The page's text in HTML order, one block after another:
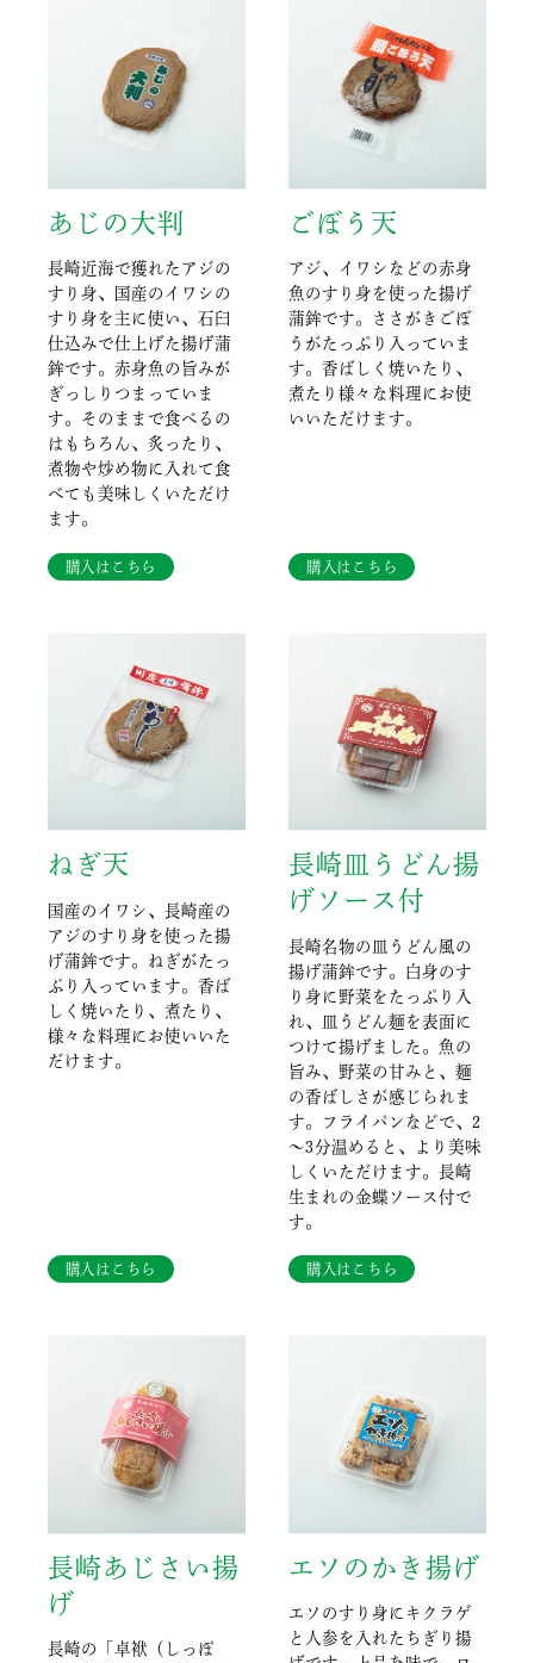
あじの大判
長崎近海で獲れたアジの
すり身、国産のイワシの
すり身を主に使い、石臼
仕込みで仕上げた揚げ蒲
鉾です。赤身魚の旨みが
ぎっしりつまっていま
す。そのままで食べるの
はもちろん、炙ったり、
煮物や炒め物に入れて食
べても美味しくいただけ
ます。
購入はこちら
ごぼう天
アジ、イワシなどの赤身
魚のすり身を使った揚げ
蒲鉾です。ささがきごぼ
うがたっぷり入っていま
す。香ばしく焼いたり、
煮たり様々な料理にお使
いいただけます。
購入はこちら
ねぎ天
国産のイワシ、長崎産の
アジのすり身を使った揚
げ蒲鉾です。ねぎがたっ
ぷり入っています。香ば
しく焼いたり、煮たり、
様々な料理にお使いいた
だけます。
購入はこちら
長崎皿うどん揚
げソース付
長崎名物の皿うどん風の
揚げ蒲鉾です。白身のす
り身に野菜をたっぷり入
れ、皿うどん麺を表面に
つけて揚げました。魚の
旨み、野菜の甘みと、麺
の香ばしさが感じられま
す。フライパンなどで、2
～3分温めると、より美味
しくいただけます。長崎
生まれの金蝶ソース付で
す。
購入はこちら
長崎あじさい揚
げ
長崎の「卓袱（しっぽ
エソのかき揚げ
エソのすり身にキクラゲ
と人参を入れたちぎり揚